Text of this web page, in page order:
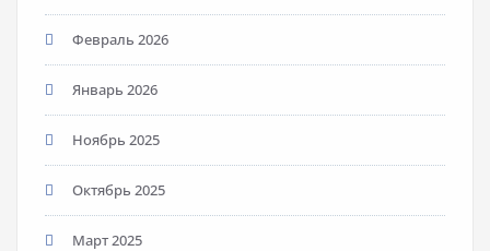
Февраль 2026
Январь 2026
Ноябрь 2025
Октябрь 2025
Март 2025